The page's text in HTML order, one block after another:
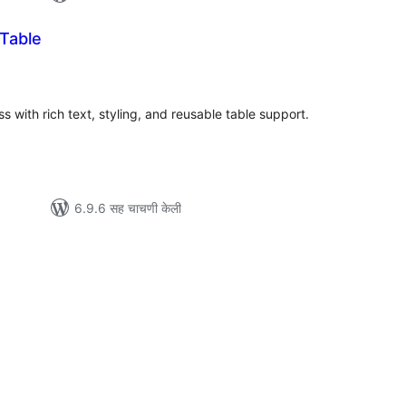
with rich text, styling, and reusable table support.
6.9.6 सह चाचणी केली